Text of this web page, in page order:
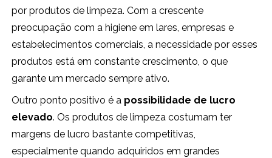
por produtos de limpeza. Com a crescente
preocupação com a higiene em lares, empresas e
estabelecimentos comerciais, a necessidade por esses
produtos está em constante crescimento, o que
garante um mercado sempre ativo.
Outro ponto positivo é a possibilidade de lucro
elevado. Os produtos de limpeza costumam ter
margens de lucro bastante competitivas,
especialmente quando adquiridos em grandes